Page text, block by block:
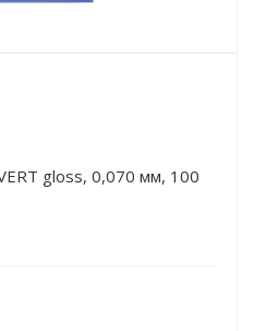
gloss, 0,070 мм, 100